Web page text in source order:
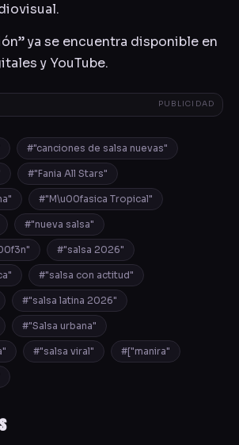
ya se encuentra disponible en
y YouTube.
PUBLICIDAD
#"canciones de salsa nuevas"
#"Fania All Stars"
#"M\u00fasica Tropical"
#"nueva salsa"
#"salsa 2026"
#"salsa con actitud"
#"salsa latina 2026"
#"Salsa urbana"
#"salsa viral" #["manira"